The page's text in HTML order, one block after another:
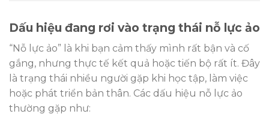
Dấu hiệu đang rơi vào trạng thái nỗ lực ảo
“Nỗ lực ảo” là khi bạn cảm thấy mình rất bận và cố
gắng, nhưng thực tế kết quả hoặc tiến bộ rất ít. Đây
là trạng thái nhiều người gặp khi học tập, làm việc
hoặc phát triển bản thân. Các dấu hiệu nỗ lực ảo
thường gặp như: